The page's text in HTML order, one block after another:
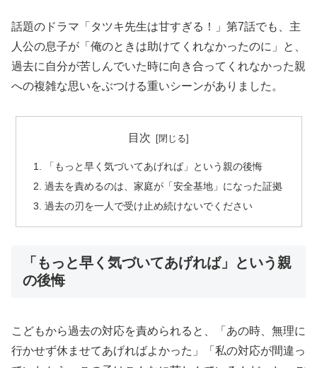
話題のドラマ「タツキ先生は甘すぎる！」第7話でも、主
人公の息子が「俺のときは助けてくれなかったのに」と、
過去に自分が苦しんでいた時に向き合ってくれなかった親
への複雑な思いをぶつける重いシーンがありました。
目次
「もっと早く気づいてあげれば」という親の後悔
過去を責めるのは、家庭が「安全基地」になった証拠
過去の刃を一人で受け止め続けないでください
「もっと早く気づいてあげれば」という親
の後悔
こどもから過去の対応を責められると、「あの時、無理に
行かせず休ませてあげればよかった」「私の対応が間違っ